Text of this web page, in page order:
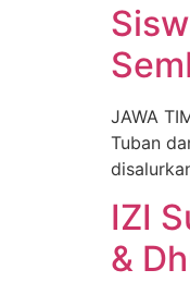
JAWA
Tuban
IZI
&